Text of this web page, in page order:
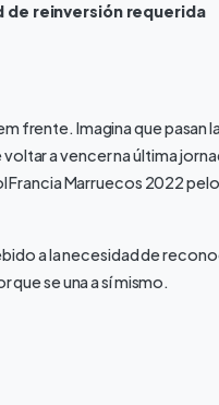
de reinversión requerida
frente. Imagina que pasan
a vencer na última
Marruecos 2022 pelo
a la necesidad de
que se una a sí mismo.